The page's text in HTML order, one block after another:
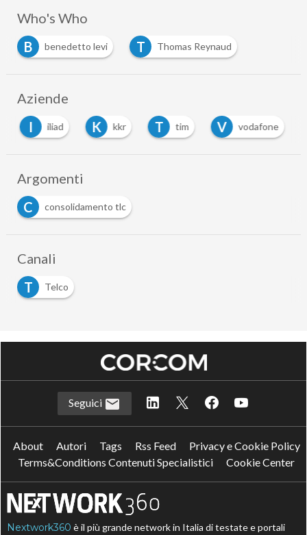
Who's Who
B
benedetto levi T Thomas Reynaud
Aziende
I
iliad K kkr T tim V vodafone
Argomenti
C
consolidamento tlc
Canali
T
Telco
Seguici
About Autori Tags Rss Feed
Privacy e Cookie Policy
Terms&Conditions Contenuti Specialistici
Cookie Center
Nextwork360 è il più grande network in Italia di testate e portali